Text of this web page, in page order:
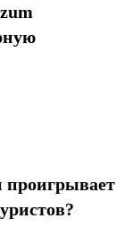
проигрывает